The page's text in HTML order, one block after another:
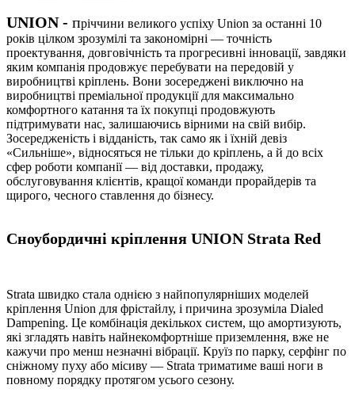
UNION- пріччини великого успіху Union за останні 10
років цілком зрозумілі та закономірні — точність
проектування, довговічність та прогресивні інновації, завдяки
яким компанія продовжує перебувати на передовій у
виробництві кріплень. Вони зосереджені виключно на
виробництві преміальної продукції для максимально
комфортного катання та їх покупці продовжують
підтримувати нас, залишаючись вірними на свій вибір.
Зосередженість і відданість, так само як і їхній девіз
«Сильніше», відносяться не тільки до кріплень, а й до всіх
сфер роботи компанії — від доставки, продажу,
обслуговування клієнтів, кращої команди прорайдерів та
щирого, чесного ставлення до бізнесу.
Сноубордичні кріплення UNION Strata Red
Strata швидко стала однією з найпопулярніших моделей
кріплення Union для фрістайлу, і причина зрозуміла Dialed
Dampening. Це комбінація декількох систем, що амортизують,
які згладять навіть найнекомфортніше приземлення, вже не
кажучи про менш незначні вібрації. Круїз по парку, серфінг по
сніжному пуху або місиву — Strata триматиме ваші ноги в
повному порядку протягом усього сезону.